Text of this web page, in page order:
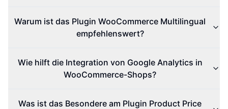
Warum ist das Plugin WooCommerce Multilingual
empfehlenswert?
Wie hilft die Integration von Google Analytics in
WooCommerce-Shops?
Was ist das Besondere am Plugin Product Price